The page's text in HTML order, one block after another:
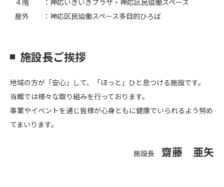
４階 ：神応いきいきプラザ・神応区民協働スペース
屋外 ：神応区民協働スペース多目的ひろば
施設長ご挨拶
地域の方が「安心」して、「ほっと」ひと息つける施設です。
当館では様々な取り組みを行っております。
事業やイベントを通じ皆様が心身ともに健康でいられるよう努め
てまいります。
施設長 齋藤 亜矢